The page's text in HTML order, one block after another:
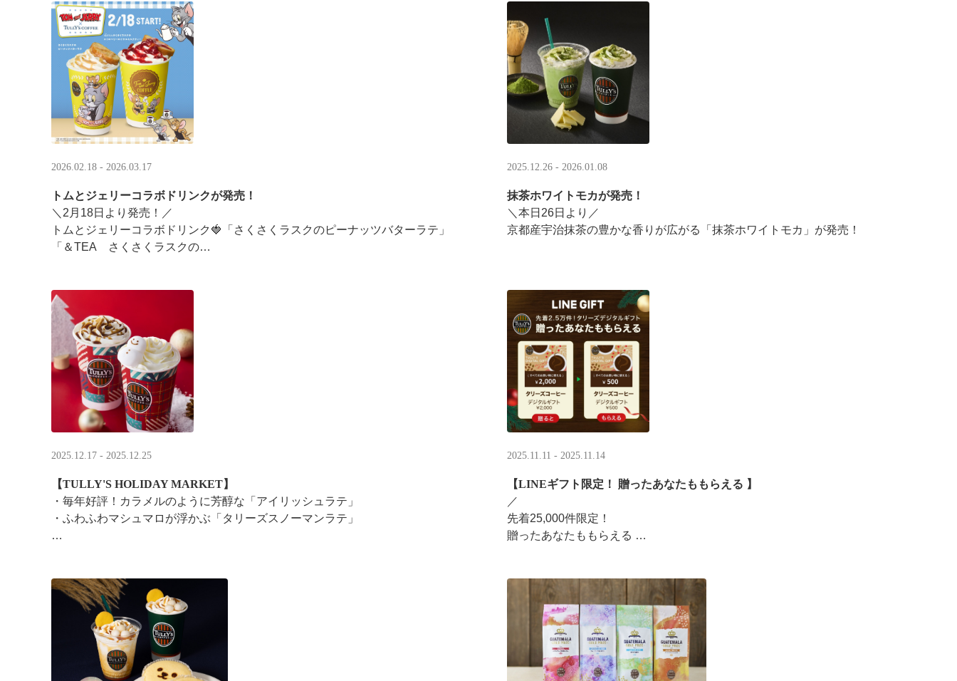
LINEギフト限定！タリーズデジタルギフト2,000円分を贈ると、自分も500円
分のデジタルギフトがもらえるキャンペーンがスタ ···
2026.02.18 - 2026.03.17
トムとジェリーコラボドリンクが発売！
＼2月18日より発売！／
トムとジェリーコラボドリンク🍓「さくさくラスクのピーナッツバターラテ」
「＆TEA さくさくラスクの
2025.12.26 - 2026.01.08
抹茶ホワイトモカが発売！
＼本日26日より／
京都産宇治抹茶の豊かな香りが広がる「抹茶ホワイトモカ」が発売！
2025.12.17 - 2025.12.25
【TULLY'S HOLIDAY MARKET】
・毎年好評！カラメルのように芳醇な「アイリッシュラテ」
・ふわふわマシュマロが浮かぶ「タリーズスノーマンラテ」
2025.11.11 - 2025.11.14
【LINEギフト限定！ 贈ったあなたももらえる ​】
／ ​
先着25,000件限定！​
贈ったあなたももらえる ​
LINEギフト限定！ タリーズデジタルギフト2,000円分を贈ると、自分も500円
分のデジタルギフトがもらえるキャンペーンがス ···